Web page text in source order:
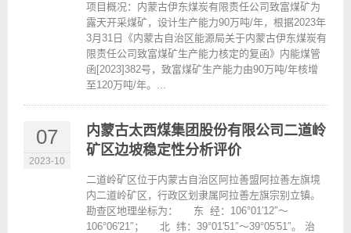
项目概况：内蒙古伊东煤炭有限责任公司致富煤矿为
露天开采煤矿，设计生产能力90万吨/年，根据2023年
3月31日《内蒙古自治区能源局关于内蒙古伊东煤炭有
限责任公司致富煤矿生产能力核定的复函》内能煤管
函[2023]382号，致富煤矿生产能力由90万吨/年核增
至120万吨/年。...
07
2023-10
内蒙古太西煤集团股份有限公司二道岭
矿区边坡稳定性分析评价
二道岭矿区位于内蒙古自治区阿拉善盟阿拉善左旗境
内二道岭矿区，行政区划隶属阿拉善左旗宗别立镇。
勘查区地理坐标为： 东 经：106°01′12″～
106°06′21″； 北 纬：39°01′51″～39°05′51″。 治